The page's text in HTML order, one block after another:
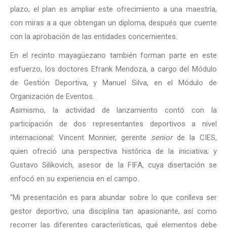
plazo, el plan es ampliar este ofrecimiento a una maestría,
con miras a a que obtengan un diploma, después que cuente
con la aprobación de las entidades concernientes.
En el recinto mayagüezano también forman parte en este
esfuerzo, los doctores Efrank Mendoza, a cargo del Módulo
de Gestión Deportiva, y Manuel Silva, en el Módulo de
Organización de Eventos.
Asimismo, la actividad de lanzamiento contó con la
participación de dos representantes deportivos a nivel
internacional: Vincent Monnier, gerente senior de la CIES,
quien ofreció una perspectiva histórica de la iniciativa; y
Gustavo Silikovich, asesor de la FIFA, cuya disertación se
enfocó en su experiencia en el campo.
“Mi presentación es para abundar sobre lo que conlleva ser
gestor deportivo, una disciplina tan apasionante, así como
recorrer las diferentes características, qué elementos debe